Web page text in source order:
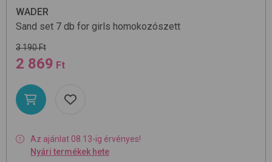
WADER
Sand set 7 db for girls homokozószett
3 190 Ft
2 869 Ft
Az ajánlat 08.13-ig érvényes!
Nyári termékek hete